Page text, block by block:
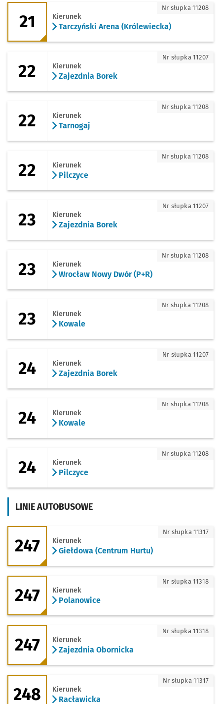
21 - kierunek Tarczyński Arena
21 Kierunek
Tarczyński Arena (Królewiecka)
Nr słupka 11208
22 - kierunek Zajezdnia Borek
22 Kierunek
Zajezdnia Borek
Nr słupka 11207
22 Kierunek
Tarnogaj
Nr słupka 11208
22 Kierunek
Pilczyce
Nr słupka 11208
23 - kierunek Zajezdnia Borek
23 Kierunek
Zajezdnia Borek
Nr słupka 11207
23 - kierunek Wrocław Nowy Dwór
23 Kierunek
Wrocław Nowy Dwór (P+R)
Nr słupka 11208
23 Kierunek
Kowale
Nr słupka 11208
24 - kierunek Zajezdnia Borek
24 Kierunek
Zajezdnia Borek
Nr słupka 11207
24 Kierunek
Kowale
Nr słupka 11208
24 Kierunek
Pilczyce
Nr słupka 11208
LINIE AUTOBUSOWE
247 - kierunek Giełdowa (Centrum
247 Kierunek
Giełdowa (Centrum Hurtu)
Nr słupka 11317
247 - kierunek Polanowice
247 Kierunek
Polanowice
Nr słupka 11318
247 - kierunek Zajezdnia Obornicka
247 Kierunek
Zajezdnia Obornicka
Nr słupka 11318
248 - kierunek Racławicka
248 Kierunek
Racławicka
Nr słupka 11317